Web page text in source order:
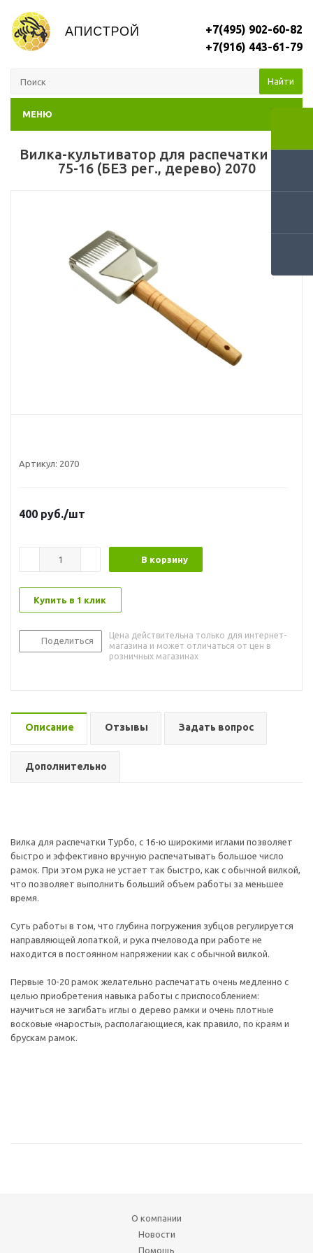
+7(495) 902-60-82
+7(916) 443-61-79
Найти
МЕНЮ
Вилка-культиватор для распечатки сот
75-16 (БЕЗ рег., дерево) 2070
Артикул: 2070
400 руб./шт
В корзину
Купить в 1 клик
Поделиться
Цена действительна только для интернет-
магазина и может отличаться от цен в
розничных магазинах
Описание Отзывы Задать вопрос
Дополнительно
Вилка для распечатки Турбо, с 16-ю широкими иглами позволяет
быстро и эффективно вручную распечатывать большое число
рамок. При этом рука не устает так быстро, как с обычной вилкой,
что позволяет выполнить больший объем работы за меньшее
время.
Суть работы в том, что глубина погружения зубцов регулируется
направляющей лопаткой, и рука пчеловода при работе не
находится в постоянном напряжении как с обычной вилкой.
Первые 10-20 рамок желательно распечатать очень медленно с
целью приобретения навыка работы с приспособлением:
научиться не загибать иглы о дерево рамки и очень плотные
восковые «наросты», располагающиеся, как правило, по краям и
брускам рамок.
О компании
Новости
Помощь